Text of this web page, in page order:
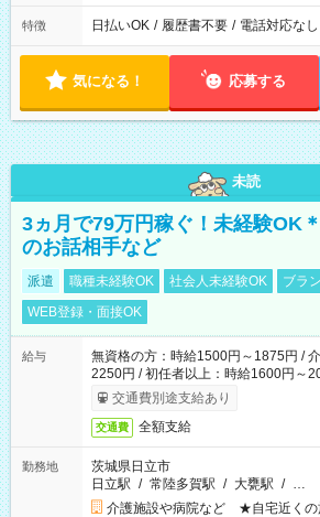
特徴 日払いOK / 履歴書不要 / 電話対応なし
気になる！ 応募する
未読
3ヵ月で79万円稼ぐ！未経験OK
のお話相手など
派遣 職種未経験OK 社会人未経験OK
ブラ
WEB登録・面接OK
給与
無資格の方：時給1500円～1875円 /
2250円 / 初任者以上：時給1600円～
交通費別途支給あり
交通費 全額支給
勤務地
茨城県日立市
日立駅 / 常陸多賀駅 / 大甕駅 / …
介護施設や病院など ★自宅近くの